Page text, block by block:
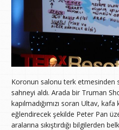
Koronun salonu terk etmesinden
sahneyi aldı. Arada bir Truman
kapılmadığımızı soran Ultav, kafa
eğlendirecek şekilde Peter Pan
aralarına sıkıştırdığı bilgilerden